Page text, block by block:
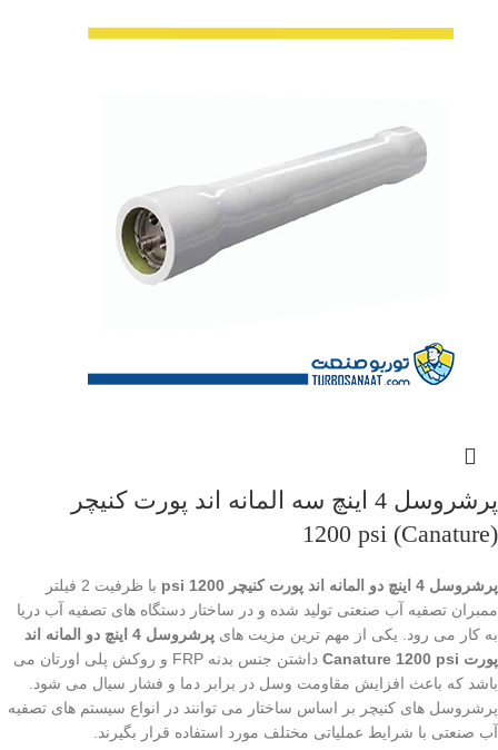
پرشروسل 4 اینچ سه المانه اند پورت کنیچر
(Canature) 1200 psi
پرشروسل 4 اینچ دو المانه اند پورت کنیچر 1200 psi
با ظرفیت 2 فیلتر
ممبران تصفیه آب صنعتی تولید شده و در ساختار دستگاه های تصفیه آب دریا
به کار می رود. یکی از مهم ترین مزیت های
پرشروسل 4 اینچ دو المانه اند
پورت Canature 1200 psi
داشتن جنس بدنه FRP و روکش پلی اورتان می
باشد که باعث افزایش مقاومت وسل در برابر دما و فشار سیال می شود.
پرشروسل های کنیچر بر اساس ساختار می توانند در انواع سیستم های تصفیه
آب صنعتی با شرایط عملیاتی مختلف مورد استفاده قرار بگیرند.